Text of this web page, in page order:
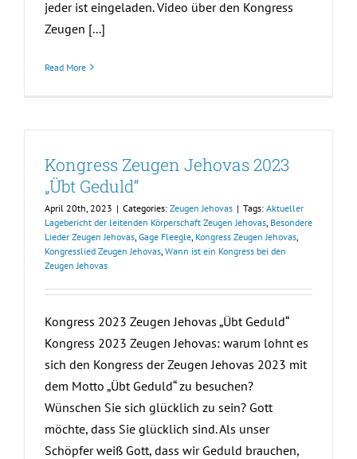
jeder ist eingeladen. Video über den Kongress
Zeugen [...]
Read More
Kongress Zeugen Jehovas 2023
„Übt Geduld“
April 20th, 2023 | Categories: Zeugen Jehovas | Tags: Aktueller
Lagebericht der leitenden Körperschaft Zeugen Jehovas Besondere
Lieder Zeugen Jehovas Gage Fleegle Kongress Zeugen Jehovas
Kongresslied Zeugen Jehovas Wann ist ein Kongress bei den
Zeugen Jehovas
Kongress 2023 Zeugen Jehovas „Übt Geduld“
Kongress 2023 Zeugen Jehovas: warum lohnt es
sich den Kongress der Zeugen Jehovas 2023 mit
dem Motto „Übt Geduld“ zu besuchen?
Wünschen Sie sich glücklich zu sein? Gott
möchte, dass Sie glücklich sind. Als unser
Schöpfer weiß Gott, dass wir Geduld brauchen,